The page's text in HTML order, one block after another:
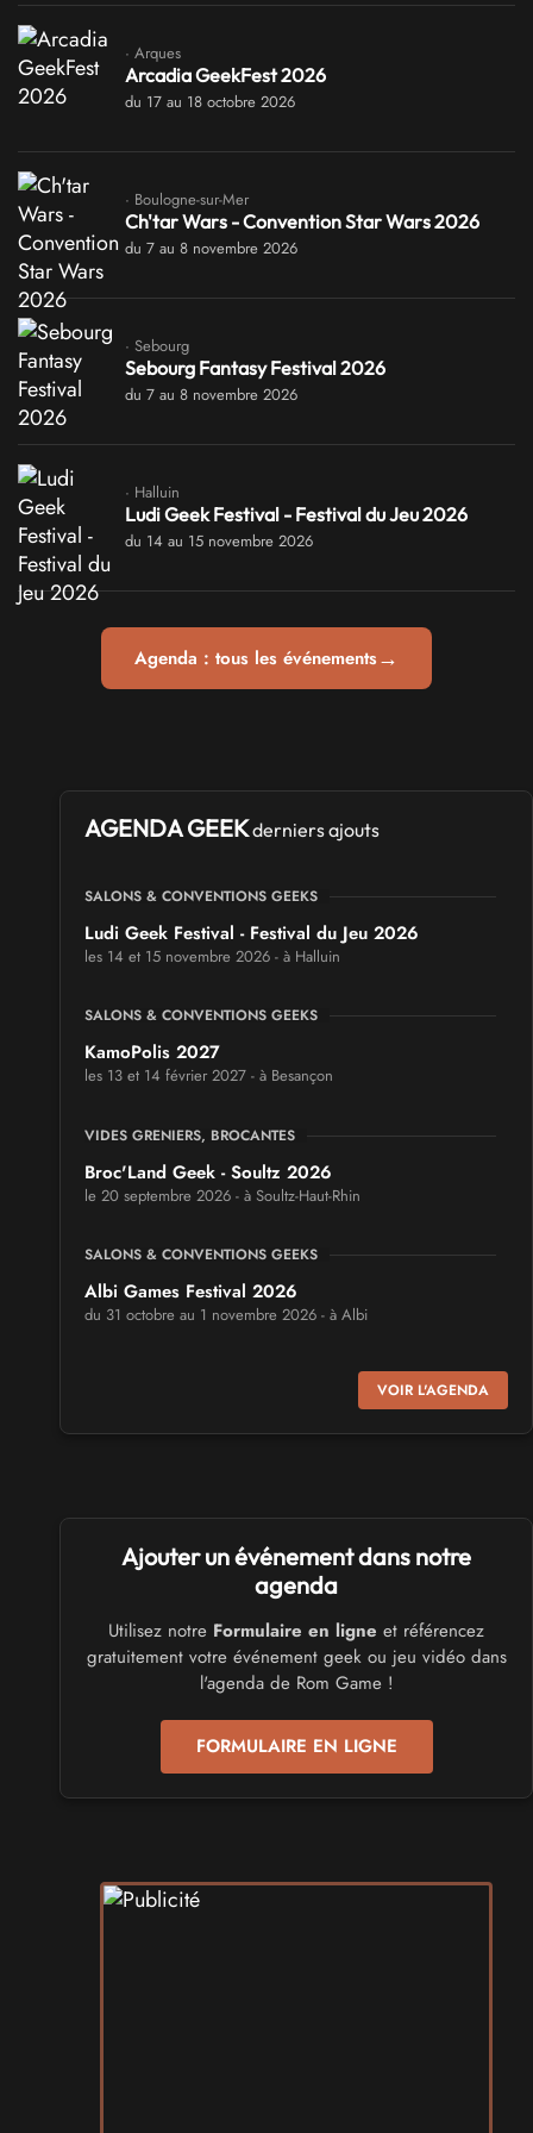
· Arques
Arcadia GeekFest 2026
du 17 au 18 octobre 2026
· Boulogne-sur-Mer
Ch'tar Wars - Convention Star Wars 2026
du 7 au 8 novembre 2026
· Sebourg
Sebourg Fantasy Festival 2026
du 7 au 8 novembre 2026
· Halluin
Ludi Geek Festival - Festival du Jeu 2026
du 14 au 15 novembre 2026
Agenda : tous les événements→
AGENDA GEEKderniers ajouts
SALONS & CONVENTIONS GEEKS
Ludi Geek Festival - Festival du Jeu 2026
les 14 et 15 novembre 2026 - à Halluin
SALONS & CONVENTIONS GEEKS
KamoPolis 2027
les 13 et 14 février 2027 - à Besançon
VIDES GRENIERS, BROCANTES
Broc'Land Geek - Soultz 2026
le 20 septembre 2026 - à Soultz-Haut-Rhin
SALONS & CONVENTIONS GEEKS
Albi Games Festival 2026
du 31 octobre au 1 novembre 2026 - à Albi
Virtual Calais - salon du jeu vidéo et des loisirs
numériques 2026
SALONS & CONVENTIONS GEEKS
Trolls et Légendes 2027
du 26 au 28 mars 2027 - à Mons
CULTURE JAPONAISE ET OTAKU
Mang'Azur 2027
les 24 et 25 avril 2027 - à Toulon
SALONS & CONVENTIONS GEEKS
Play Azur Festival 2027
SALONS & CONVENTIONS GEEKS
Art To Play 2026
VOIR L'AGENDA
Ajouter un événement dans notre
agenda
Utilisez notre Formulaire en ligne et référencez
gratuitement votre événement geek ou jeu vidéo dans
l'agenda de Rom Game !
FORMULAIRE EN LIGNE